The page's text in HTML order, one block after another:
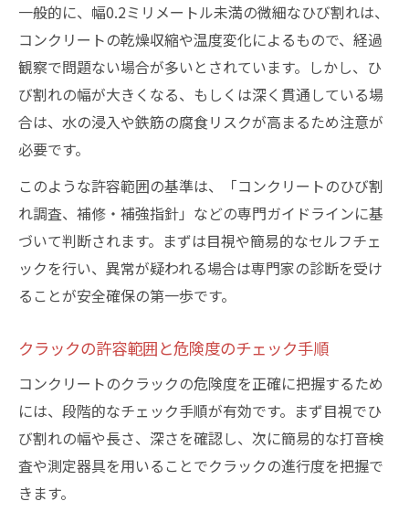
一般的に、幅0.2ミリメートル未満の微細なひび割れは、
コンクリートの乾燥収縮や温度変化によるもので、経過
観察で問題ない場合が多いとされています。しかし、ひ
び割れの幅が大きくなる、もしくは深く貫通している場
合は、水の浸入や鉄筋の腐食リスクが高まるため注意が
必要です。
このような許容範囲の基準は、「コンクリートのひび割
れ調査、補修・補強指針」などの専門ガイドラインに基
づいて判断されます。まずは目視や簡易的なセルフチェ
ックを行い、異常が疑われる場合は専門家の診断を受け
ることが安全確保の第一歩です。
クラックの許容範囲と危険度のチェック手順
コンクリートのクラックの危険度を正確に把握するため
には、段階的なチェック手順が有効です。まず目視でひ
び割れの幅や長さ、深さを確認し、次に簡易的な打音検
査や測定器具を用いることでクラックの進行度を把握で
きます。